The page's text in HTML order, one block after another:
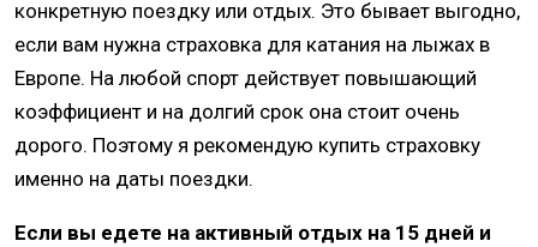
конкретную поездку или отдых. Это бывает выгодно,
если вам нужна страховка для катания на лыжах в
Европе. На любой спорт действует повышающий
коэффициент и на долгий срок она стоит очень
дорого. Поэтому я рекомендую купить страховку
именно на даты поездки.
Если вы едете на активный отдых на 15 дней и